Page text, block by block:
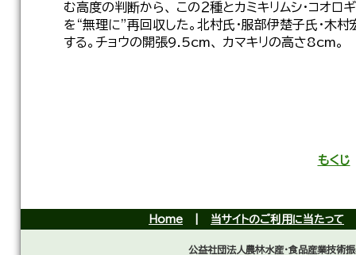
む高度の判断から、 この２種とカミキリムシ・コオロ
を“無理に”再回収した。北村氏・服部伊楚子氏・木
する。チョウの開張9.5cm、 カマキリの高さ8cm。
もくじ
Home 当サイトのご利用に当たって
公益社団法人農林水産・食品産業技術